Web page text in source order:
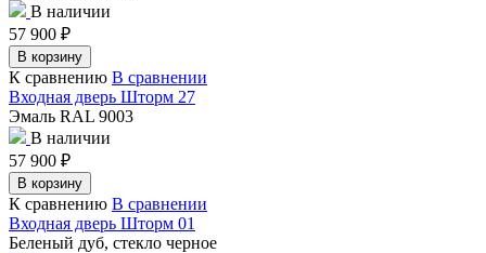
В наличии
57 900 ₽
В корзину
К сравнению В сравнении
Входная дверь Шторм 27
Эмаль RAL 9003
В наличии
57 900 ₽
В корзину
К сравнению В сравнении
Входная дверь Шторм 01
Беленый дуб, стекло черное